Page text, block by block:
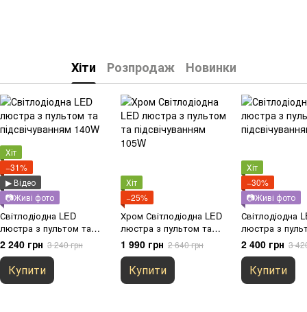
Хіти Розпродаж Новинки
Хіт
−31%
▶ Відео
📷Живі фото
Світлодіодна LED
люстра з пультом та
підсвічуванням 140W
2 240 грн 3 240 грн
Купити
Хіт
−25%
Хром Світлодіодна LED
люстра з пультом та
підсвічуванням 105W
1 990 грн 2 640 грн
Купити
Хіт
−30%
📷Живі фото
Світлодіодна
люстра з
2 400 грн 3
Купити